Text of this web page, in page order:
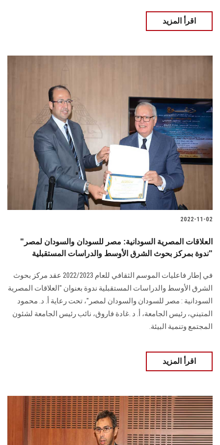
اقرأ المزيد
2022-11-02
العلاقات المصرية السودانية: مصر للسودان والسودان لمصر"
ندوة بمركز بحوث الشرق الأوسط والدراسات المستقبلية"
في إطار فاعليات الموسم الثقافي للعام 2022/2023 عقد مركز بحوث
الشرق الأوسط والدراسات المستقبلية ندوة بعنوان "العلاقات المصرية
السودانية : مصر للسودان والسودان لمصر"، تحت رعاية أ. د. محمود
المتيني، رئيس الجامعة، أ. د .غادة فاروق، نائب رئيس الجامعة لشئون
المجتمع وتنمية البيئة.
اقرأ المزيد